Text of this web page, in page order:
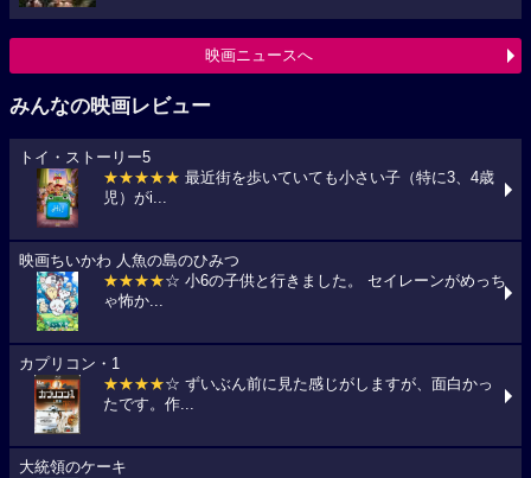
映画ニュースへ
みんなの映画レビュー
トイ・ストーリー5
★★★★★ 最近街を歩いていても小さい子（特に3、4歳
児）がi...
映画ちいかわ 人魚の島のひみつ
★★★★☆ 小6の子供と行きました。 セイレーンがめっち
ゃ怖か...
カプリコン・1
★★★★☆ ずいぶん前に見た感じがしますが、面白かっ
たです。作...
大統領のケーキ